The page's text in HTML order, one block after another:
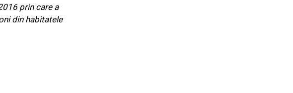
prin care a
din habitatele